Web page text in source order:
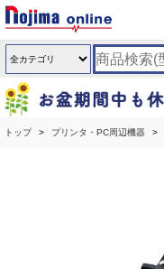
トップ プリンタ・PC周辺機器